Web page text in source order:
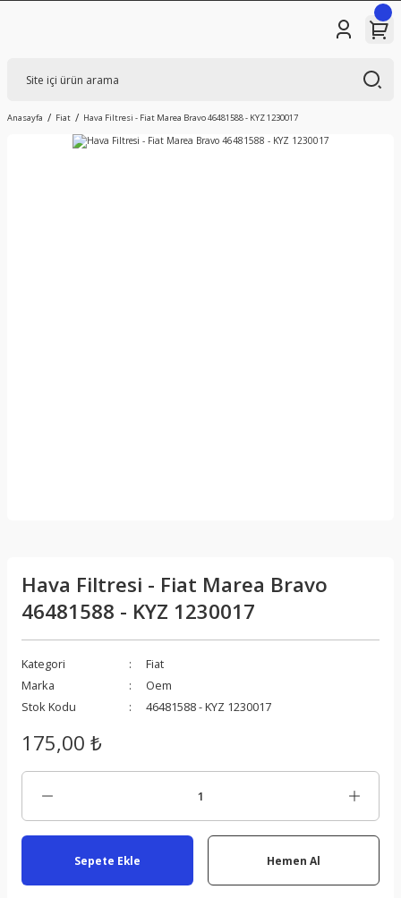
Anasayfa Fiat Hava Filtresi - Fiat Marea Bravo 46481588 - KYZ 1230017
Hava Filtresi - Fiat Marea Bravo
46481588 - KYZ 1230017
Kategori
Fiat
Marka
Oem
Stok Kodu
46481588 - KYZ 1230017
175,00 ₺
Sepete Ekle Hemen Al